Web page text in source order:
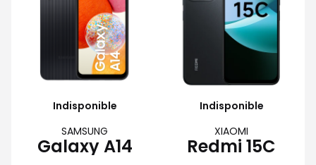
Indisponible
SAMSUNG
Galaxy A14
Indisponible
XIAOMI
Redmi 15C